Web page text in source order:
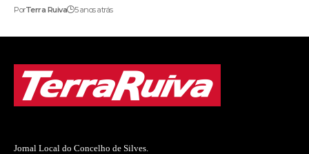
PorTerra Ruiva 5 anos atrás
Jornal Local do Concelho de Silves.